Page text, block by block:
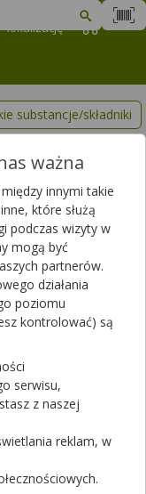
lokalizację
substancje/składniki
ważna
innymi takie
które służą
podczas wizyty w
mogą być
partnerów.
działania
poziomu
kontrolować) są
serwisu,
z naszej
reklam, w